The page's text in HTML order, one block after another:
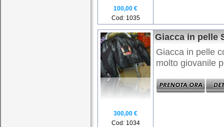
100,00 €
Cod: 1035
300,00 €
Cod: 1034
Giacca in pelle
Giacca in pelle
molto giovanile